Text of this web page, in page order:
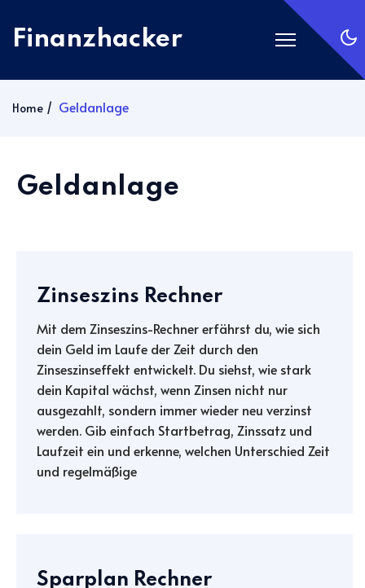
Finanzhacker
Gold
Abonnieren
Home Geldanlage
Geldanlage
Zinseszins Rechner
Mit dem Zinseszins-Rechner erfährst du, wie sich
dein Geld im Laufe der Zeit durch den
Zinseszinseffekt entwickelt. Du siehst, wie stark
dein Kapital wächst, wenn Zinsen nicht nur
ausgezahlt, sondern immer wieder neu verzinst
werden. Gib einfach Startbetrag, Zinssatz und
Laufzeit ein und erkenne, welchen Unterschied Zeit
und regelmäßige
Sparplan Rechner